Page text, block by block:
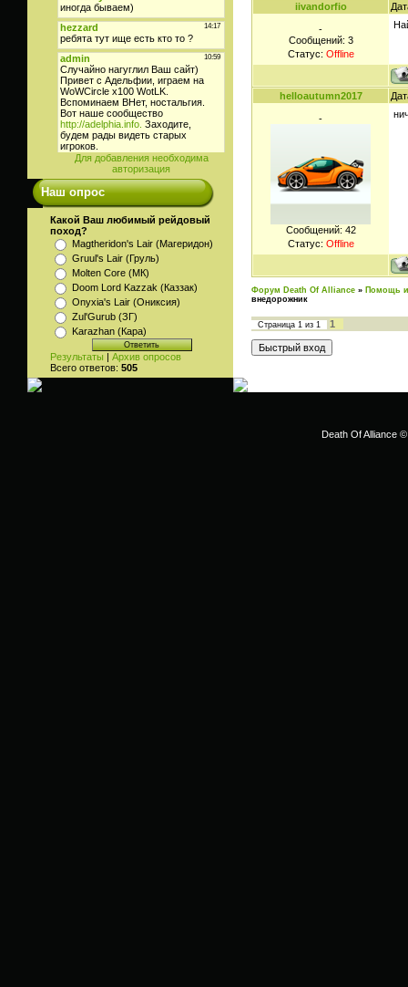
Для добавления необходима
авторизация
Наш опрос
Какой Ваш любимый рейдовый
поход?
Magtheridon's Lair (Магеридон)
Gruul's Lair (Груль)
Molten Core (МК)
Doom Lord Kazzak (Каззак)
Onyxia's Lair (Ониксия)
Zul'Gurub (ЗГ)
Karazhan (Кара)
Результаты | Архив опросов
Всего ответов: 505
iivandorfio
-
Сообщений: 3
Статус: Offline
helloautumn2017
-
Сообщений: 42
Статус: Offline
Форум Death Of Alliance » Помощь
внедорожник
Страница 1 из 1 1
Death Of Alliance